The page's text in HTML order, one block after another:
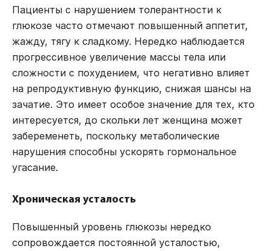
Пациенты с нарушением толерантности к
глюкозе часто отмечают повышенный аппетит,
жажду, тягу к сладкому. Нередко наблюдается
прогрессивное увеличение массы тела или
сложности с похудением, что негативно влияет
на репродуктивную функцию, снижая шансы на
зачатие. Это имеет особое значение для тех, кто
интересуется, до скольки лет женщина может
забеременеть, поскольку метаболические
нарушения способны ускорять гормональное
угасание.
Хроническая усталость
Повышенный уровень глюкозы нередко
сопровождается постоянной усталостью,